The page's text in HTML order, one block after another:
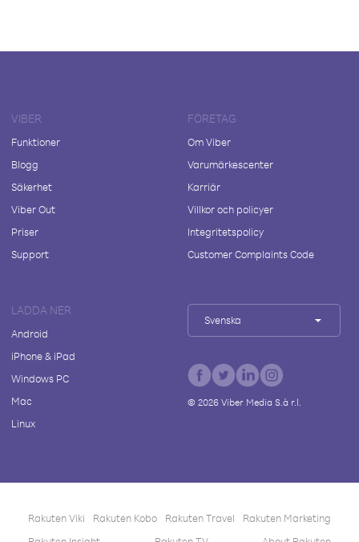
VIBER
Funktioner
Blogg
Säkerhet
Viber Out
Priser
Support
FÖRETAG
Om Viber
Varumärkescenter
Karriär
Villkor och policyer
Integritetspolicy
Customer Complaints Code
LADDA NER
Android
iPhone & iPad
Windows PC
Mac
Linux
Svenska
© 2026Viber Media S.à r.l.
Rakuten Viki Rakuten Kobo Rakuten Travel
Rakuten Marketing